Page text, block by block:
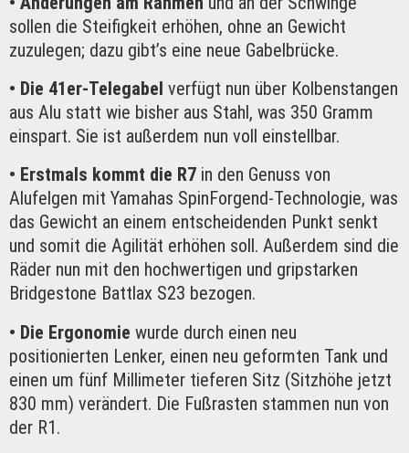
sollen die Steifigkeit erhöhen, ohne an Gewicht
zuzulegen; dazu gibt’s eine neue Gabelbrücke.
• Die 41er-Telegabel verfügt nun über Kolbenstangen
aus Alu statt wie bisher aus Stahl, was 350 Gramm
einspart. Sie ist außerdem nun voll einstellbar.
• Erstmals kommt die R7 in den Genuss von
Alufelgen mit Yamahas SpinForgend-Technologie, was
das Gewicht an einem entscheidenden Punkt senkt
und somit die Agilität erhöhen soll. Außerdem sind die
Räder nun mit den hochwertigen und gripstarken
Bridgestone Battlax S23 bezogen.
• Die Ergonomie wurde durch einen neu
positionierten Lenker, einen neu geformten Tank und
einen um fünf Millimeter tieferen Sitz (Sitzhöhe jetzt
830 mm) verändert. Die Fußrasten stammen nun von
der R1.